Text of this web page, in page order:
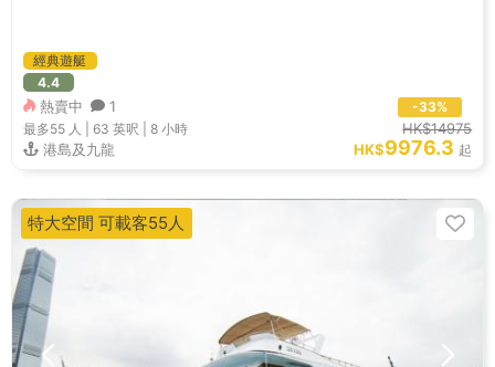
經典遊艇
4.4
熱賣中 1
最多55人 | 63 英呎 8 小時
港島及九龍
-33%
HK$14975
HK$9976.3 起
特大空間 可載客55人